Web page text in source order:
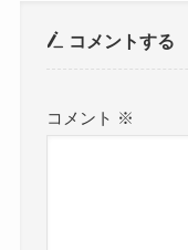
コメントする
コメント ※